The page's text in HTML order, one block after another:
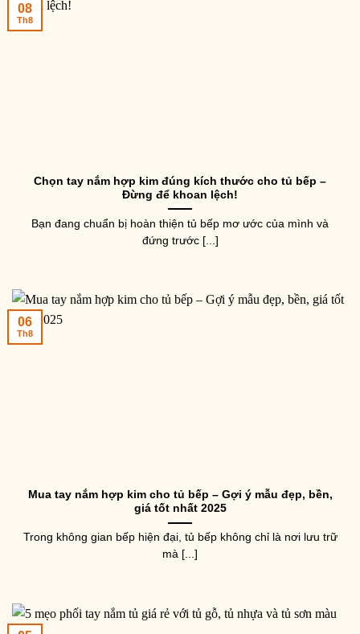
Chọn tay nắm hợp kim đúng kích thước cho tủ bếp –
Đừng để khoan lệch!
Bạn đang chuẩn bị hoàn thiện tủ bếp mơ ước của mình và
đứng trước [...]
08
Th8
Mua tay nắm hợp kim cho tủ bếp – Gợi ý mẫu đẹp, bền,
giá tốt nhất 2025
Trong không gian bếp hiện đại, tủ bếp không chỉ là nơi lưu trữ
mà [...]
06
Th8